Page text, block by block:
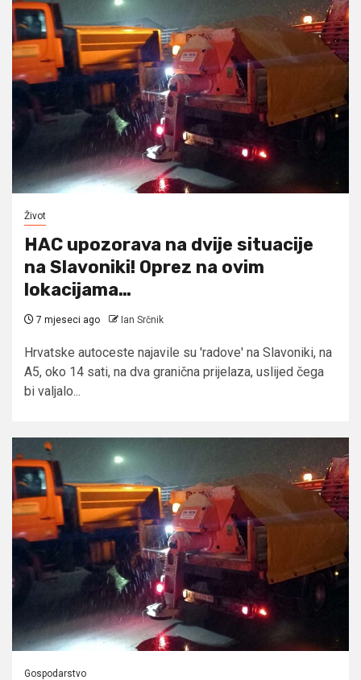
Život
HAC upozorava na dvije situacije
na Slavoniki! Oprez na ovim
lokacijama…
7 mjeseci ago Ian Srčnik
Hrvatske autoceste najavile su 'radove' na Slavoniki, na
A5, oko 14 sati, na dva granična prijelaza, uslijed čega
bi valjalo...
Gospodarstvo